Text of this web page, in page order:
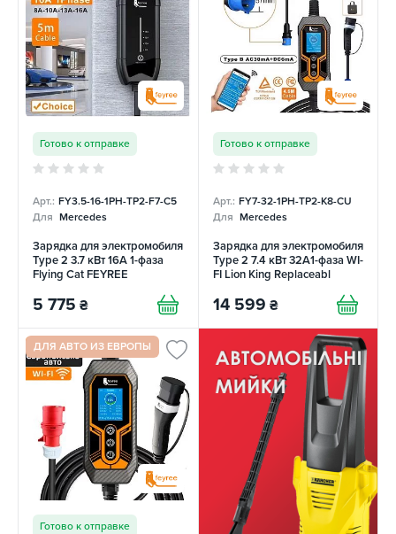
Готово к отправке
Арт.: FY3.5-16-1PH-TP2-F7-C5
Для Mercedes
Зарядка для электромобиля
Type 2 3.7 кВт 16А 1-фаза
Flying Cat FEYREE
5 775 ₴
Готово к отправке
Арт.: FY7-32-1PH-TP2-K8-CU
Для Mercedes
Зарядка для электромобиля
Type 2 7.4 кВт 32А1-фаза WI-
FI Lion King Replaceabl
14 599 ₴
ДЛЯ АВТО ИЗ ЕВРОПЫ
Готово к отправке